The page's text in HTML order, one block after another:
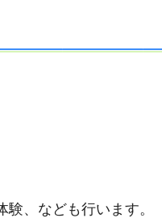
、なども行います。